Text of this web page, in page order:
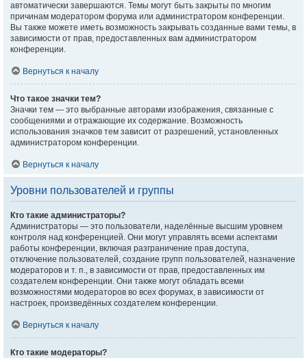
автоматически завершаются. Темы могут быть закрыты по многим
причинам модератором форума или администратором конференции.
Вы также можете иметь возможность закрывать созданные вами темы, в
зависимости от прав, предоставленных вам администратором
конференции.
Вернуться к началу
Что такое значки тем?
Значки тем — это выбранные авторами изображения, связанные с
сообщениями и отражающие их содержание. Возможность
использования значков тем зависит от разрешений, установленных
администратором конференции.
Вернуться к началу
Уровни пользователей и группы
Кто такие администраторы?
Администраторы — это пользователи, наделённые высшим уровнем
контроля над конференцией. Они могут управлять всеми аспектами
работы конференции, включая разграничение прав доступа,
отключение пользователей, создание групп пользователей, назначение
модераторов и т. п., в зависимости от прав, предоставленных им
создателем конференции. Они также могут обладать всеми
возможностями модераторов во всех форумах, в зависимости от
настроек, произведённых создателем конференции.
Вернуться к началу
Кто такие модераторы?